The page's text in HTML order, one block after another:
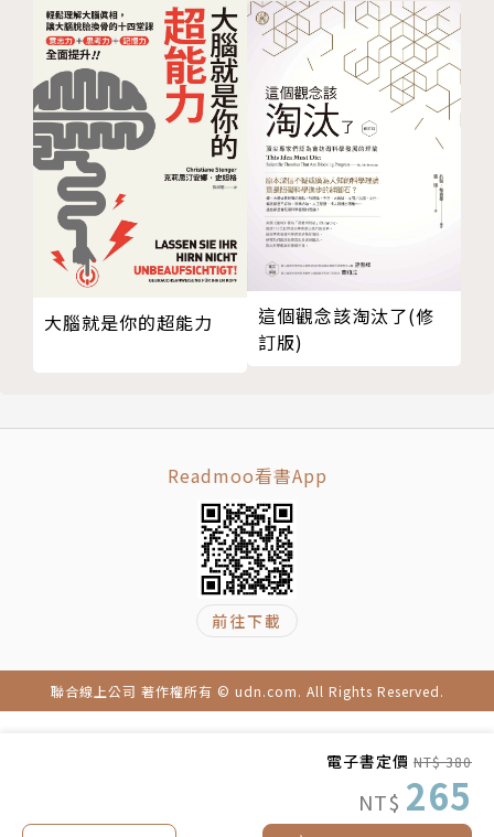
電子書定價 NT$ 380
NT$ 265
到消費者重視。
三聚氰胺和塑化劑事件，導致孩童性早熟和男性精子數
量密度下降，
至今想到仍令許多民眾餘悸猶存。
但大家都忽略了，每天習以為常在使用或接觸的各種物
品，
像是防曬乳液、化妝品、沐浴乳、智慧型手機、兒童玩
具和感熱紙發票……等，
大部分可能也含有會侵蝕你我健康、破壞生態環境的人
工合成物質，
而這些傷害是極為深遠且不可逆，一代傳過一代的。
對於環境荷爾蒙，你，不可不知！
畢業於英國曼徹斯特商學院和材料學院，並取得劍橋大
技有限公司行政總裁、德國亥姆霍茲環境研究中心（U
港中文大學EMBA、香港理工大學及香港城市大學管理
學院客座講師和團結香港基金顧問。2017年被美國Un
reasonable Group和英國巴克萊銀行主辦的Unreaso
│小。魚。親。測│即溶咖啡
│小。魚。親。測│防曬乳
│小。魚。親。測│冰淇淋
│小。魚。親。測│護唇膏
│小。魚。親。測│口紅（唇膏）
│小。魚。親。測│面霜
大腦就是你的超能力
這個觀念該淘汰了(修
訂版)
Readmoo看書App
前往下載
聯合線上公司 著作權所有 © udn.com. All Rights Reserved.